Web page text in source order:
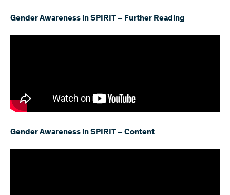
Gender Awareness in SPIRIT – Further Reading
Gender Awareness in SPIRIT – Content